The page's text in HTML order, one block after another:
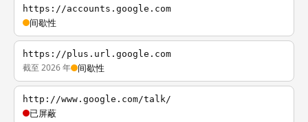
https://accounts.google.com
间歇性
https://plus.url.google.com
截至 2026 年 间歇性
http://www.google.com/talk/
已屏蔽